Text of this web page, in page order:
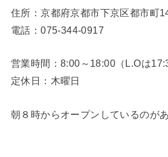
住所：京都府京都市下京区都市町
電話：075-344-0917
営業時間：8:00～18:00（L.Oは
定休日：木曜日
朝８時からオープンしているのが